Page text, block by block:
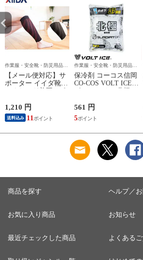
作業服・安全靴・防災用品な
ら作業用品専門店のまもる君
【メール便対応】サ
ポーター イイダ靴下
ふくらはぎ着圧サポ
1,210 円
送料込み 11
作業服・安全靴・防災用品な
ら作業用品専門店のまもる君
保冷剤 コーコス信岡
CO-COS VOLT ICE
ボルトアイス 北極
GI-46411 作業着 作業
服 春夏
561 円
5
商品を探す
お気に入り商品
最近チェックした商品
ヘルプ／
お知らせ
よくある